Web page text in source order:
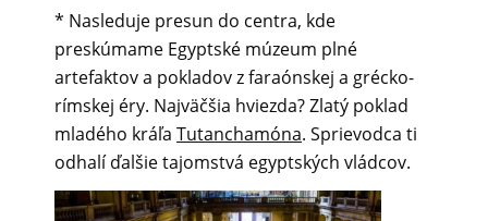
* Nasleduje presun do centra, kde
preskúmame Egyptské múzeum plné
artefaktov a pokladov z faraónskej a grécko-
rímskej éry. Najväčšia hviezda? Zlatý poklad
mladého kráľa Tutanchamóna. Sprievodca ti
odhalí ďalšie tajomstvá egyptských vládcov.